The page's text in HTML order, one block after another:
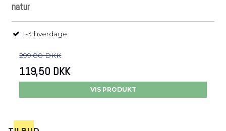
natur
1-3 hverdage
299,00 DKK
119,50 DKK
VIS PRODUKT